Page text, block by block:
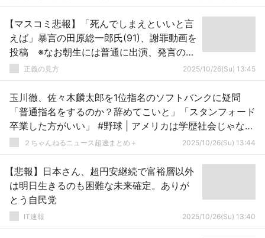
【マスコミ悲報】「死んでしまえといいと言
えば」暴言の田原総一郎氏(91)、謝罪動画を
投稿 ※なお朝生には普通に出演、発言の件
には触れず
正義の見方 2025/10/26(Su) 13:45
玉川徹、佐々木麟太郎を1位指名のソフトバンクに疑問
「普通指名をするのか？辞めてこいと」「スタンフォード
卒業した方がいい」 #野球 | アメリカは学歴社会じゃない
から２ちゃんねるニュース超速まとめ＋ 2025/10/26(Su) 13:44
【悲報】日本さん、超円安継続で富裕層以外
は明日生きるのも困難な未来確定。ありが
とう自民党
IT速報 2025/10/26(Su) 13:40